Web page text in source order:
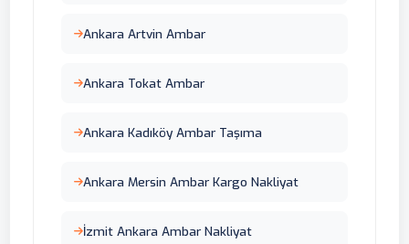
Ankara Artvin Ambar
Ankara Tokat Ambar
Ankara Kadıköy Ambar Taşıma
Ankara Mersin Ambar Kargo Nakliyat
İzmit Ankara Ambar Nakliyat